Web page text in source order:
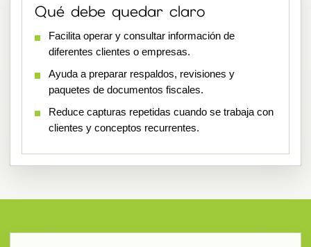
Qué debe quedar claro
Facilita operar y consultar información de
diferentes clientes o empresas.
Ayuda a preparar respaldos, revisiones y
paquetes de documentos fiscales.
Reduce capturas repetidas cuando se trabaja con
clientes y conceptos recurrentes.